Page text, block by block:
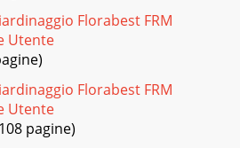
Florabest FRM
Utente
Florabest FRM
Utente
pagine)